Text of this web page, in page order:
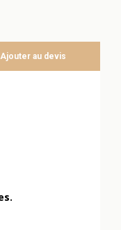
Ajouter au devis